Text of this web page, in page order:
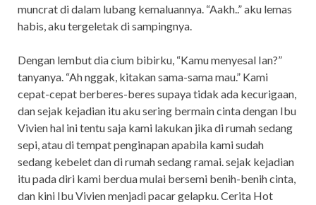
muncrat di dalam lubang kemaluannya. “Aakh..” aku lemas
habis, aku tergeletak di sampingnya.
Dengan lembut dia cium bibirku, “Kamu menyesal Ian?”
tanyanya. “Ah nggak, kitakan sama-sama mau.” Kami
cepat-cepat berberes-beres supaya tidak ada kecurigaan,
dan sejak kejadian itu aku sering bermain cinta dengan Ibu
Vivien hal ini tentu saja kami lakukan jika di rumah sedang
sepi, atau di tempat penginapan apabila kami sudah
sedang kebelet dan di rumah sedang ramai. sejak kejadian
itu pada diri kami berdua mulai bersemi benih-benih cinta,
dan kini Ibu Vivien menjadi pacar gelapku. Cerita Hot